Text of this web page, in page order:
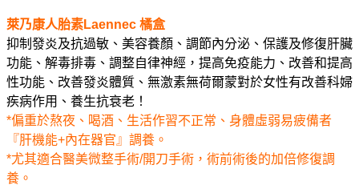
萊乃康人胎素Laennec 橘盒
抑制發炎及抗過敏、美容養顏、調節內分泌、保護及修復肝臟
功能、解毒排毒、調整自律神經，提高免疫能力、改善和提高
性功能、改善發炎體質、無激素無荷爾蒙對於女性有改善科婦
疾病作用、養生抗衰老！
*偏重於熬夜、喝酒、生活作習不正常、身體虛弱易疲備者
『肝機能+內在器官』調養。
*尤其適合醫美微整手術/開刀手術，術前術後的加倍修復調
養。